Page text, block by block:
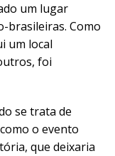
um lugar
brasileiras. Como
um local
foi
se trata de
o evento
que deixaria